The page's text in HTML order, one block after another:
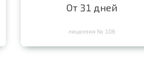
От 31 дней
лицензия № 106